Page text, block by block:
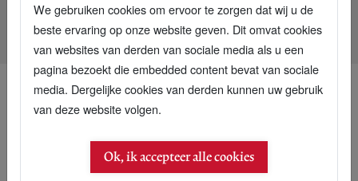
Nieuwsarchief
Geheim netwerk 'CSR Chicks' op internet actief
24 maart 2004
Geheim netwerk 'CSR
We gebruiken cookies om ervoor te zorgen dat wij u de
beste ervaring op onze website geven. Dit omvat cookies
van websites van derden van sociale media als u een
pagina bezoekt die embedded content bevat van sociale
media. Dergelijke cookies van derden kunnen uw gebruik
van deze website volgen.
Ok, ik accepteer alle cookies